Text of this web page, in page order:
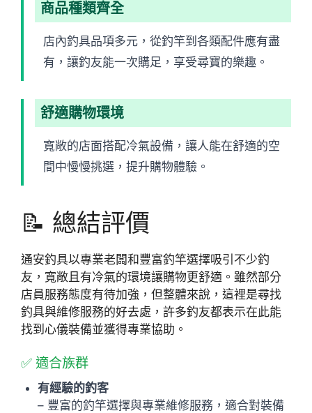
商品種類齊全
店內釣具品項多元，從釣竿到各類配件應有盡
有，讓釣友能一次購足，享受尋寶的樂趣。
舒適購物環境
寬敞的店面搭配冷氣設備，讓人能在舒適的空
間中慢慢挑選，提升購物體驗。
📝 總結評價
通安釣具以專業老闆和豐富釣竿選擇吸引不少釣
友，寬敞且有冷氣的環境讓購物更舒適。雖然部分
店員服務態度有待加強，但整體來說，這裡是尋找
釣具與維修服務的好去處，許多釣友都表示在此能
找到心儀裝備並獲得專業協助。
✅ 適合族群
有經驗的釣客
– 豐富的釣竿選擇與專業維修服務，適合對裝備